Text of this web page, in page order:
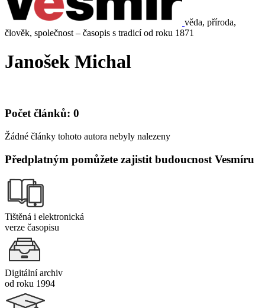
věda, příroda,
člověk, společnost – časopis s tradicí od roku 1871
Janošek Michal
Počet článků: 0
Žádné články tohoto autora nebyly nalezeny
Předplatným pomůžete zajistit budoucnost Vesmíru
Tištěná i elektronická
verze časopisu
Digitální archiv
od roku 1994